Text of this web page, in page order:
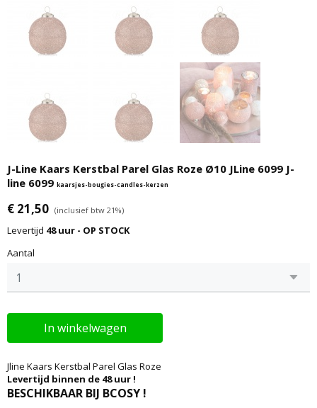
J-Line Kaars Kerstbal Parel Glas Roze Ø10 JLine 6099 J-
line 6099 kaarsjes-bougies-candles-kerzen
€ 21,50 (inclusief btw 21%)
Levertijd 48 uur - OP STOCK
Aantal
In winkelwagen
Jline Kaars Kerstbal Parel Glas Roze
Levertijd binnen de 48 uur !
BESCHIKBAAR BIJ BCOSY !